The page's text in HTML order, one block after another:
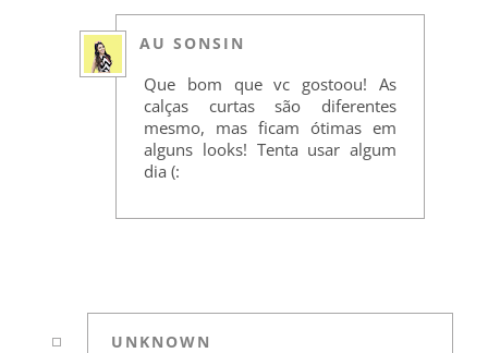
AU SONSIN
Que bom que vc gostoou! As
calças curtas são diferentes
mesmo, mas ficam ótimas em
alguns looks! Tenta usar algum
dia (:
UNKNOWN